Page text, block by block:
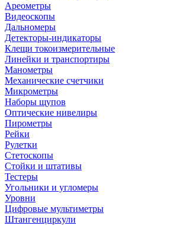
Ареометры
Видеоскопы
Дальномеры
Детекторы-индикаторы
Клещи токоизмерительные
Линейки и транспортиры
Манометры
Механические счетчики
Микрометры
Наборы щупов
Оптические нивелиры
Пирометры
Рейки
Рулетки
Стетоскопы
Стойки и штативы
Тестеры
Угольники и угломеры
Уровни
Цифровые мультиметры
Штангенциркули